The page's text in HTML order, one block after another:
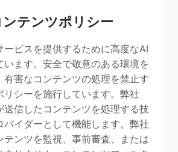
テンツポリシー
ービスを提供するために高度なAI
います。安全で敬意のある環境を
有害なコンテンツの処理を禁止す
リシーを施行しています。弊社
送信したコンテンツを処理する技
バイダーとして機能します。弊社
テンツを監視、事前審査、または